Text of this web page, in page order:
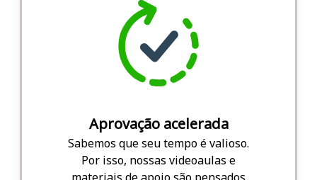
Aprovação acelerada
Sabemos que seu tempo é valioso.
Por isso, nossas videoaulas e